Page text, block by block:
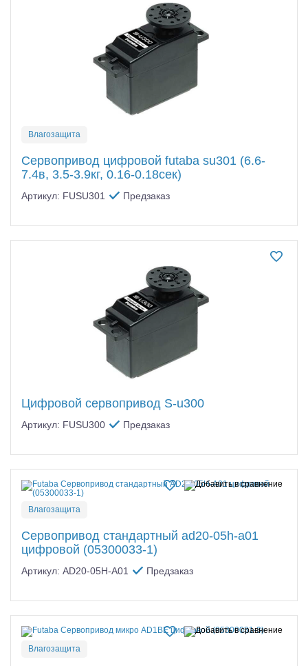
Оптовая продажа запчастей для моделей
Влагозащита
Сервопривод цифровой futaba su301 (6.6-
7.4в, 3.5-3.9кг, 0.16-0.18сек)
Артикул: FUSU301 Предзаказ
Цифровой сервопривод S-u300
Артикул: FUSU300 Предзаказ
Влагозащита
Сервопривод стандартный ad20-05h-a01
цифровой (05300033-1)
Артикул: AD20-05H-A01 Предзаказ
Влагозащита